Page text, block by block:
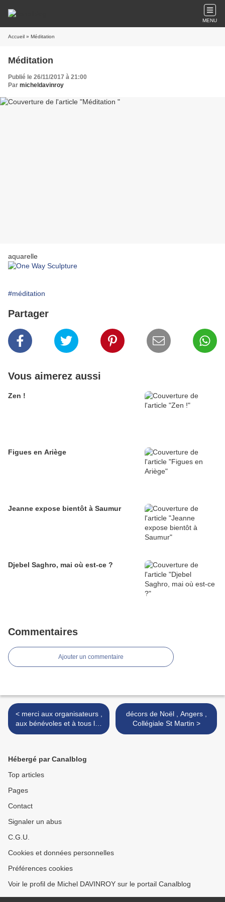
MENU
Accueil » Méditation
Méditation
Publié le 26/11/2017 à 21:00
Par micheldavinroy
aquarelle
#méditation
Partager
Vous aimerez aussi
Zen !
Figues en Ariège
Jeanne expose bientôt à Saumur
Djebel Saghro, mai où est-ce ?
Commentaires
Ajouter un commentaire
< merci aux organisateurs ,
aux bénévoles et à tous les
sourirs que nous avons
décors de Noël , Angers ,
Collégiale St Martin >
Hébergé par Canalblog
Top articles
Pages
Contact
Signaler un abus
C.G.U.
Cookies et données personnelles
Préférences cookies
Voir le profil de Michel DAVINROY sur le portail Canalblog